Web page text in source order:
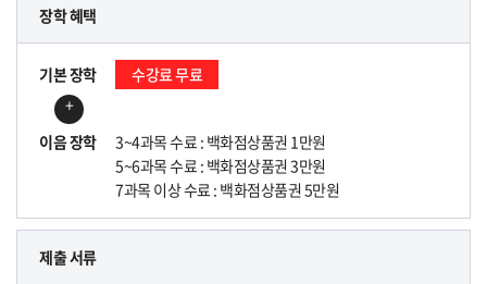
장학 혜택
기본 장학
수강료 무료
+
이음 장학
3~4과목 수료 : 백화점상품권 1만원
5~6과목 수료 : 백화점상품권 3만원
7과목 이상 수료 : 백화점상품권 5만원
제출 서류